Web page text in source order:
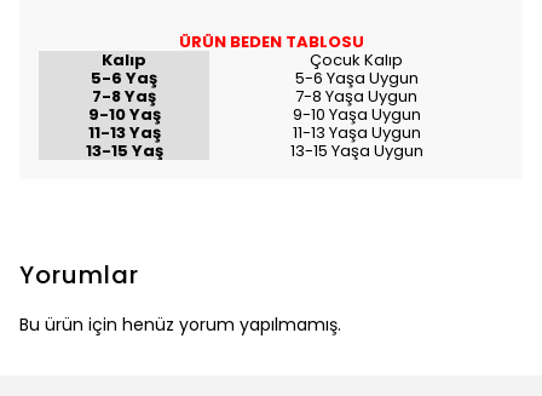
ÜRÜN BEDEN TABLOSU
Kalıp Çocuk Kalıp
5-6 Yaş 5-6 Yaşa Uygun
7-8 Yaş 7-8 Yaşa Uygun
9-10 Yaş 9-10 Yaşa Uygun
11-13 Yaş 11-13 Yaşa Uygun
13-15 Yaş 13-15 Yaşa Uygun
Yorumlar
Bu ürün için henüz yorum yapılmamış.